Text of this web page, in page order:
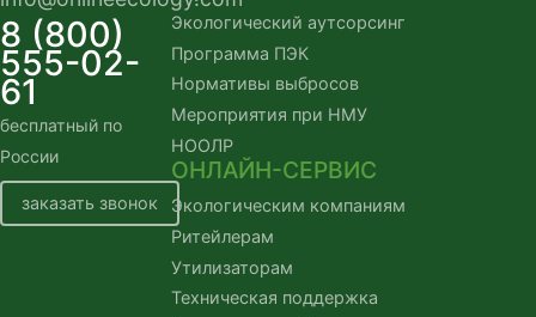
8 (800)
555-02-
61
бесплатный по
России
заказать звонок
Экологический аутсорсинг
Программа ПЭК
Нормативы выбросов
Мероприятия при НМУ
НООЛР
ОНЛАЙН-СЕРВИС
Экологическим компаниям
Ритейлерам
Утилизаторам
Техническая поддержка